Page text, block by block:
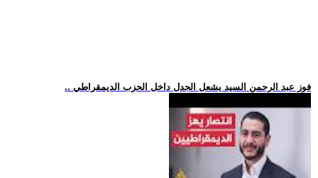
.. فوز عبد الرحمن السيد يشعل الجدل داخل الحزب الديمقراطي